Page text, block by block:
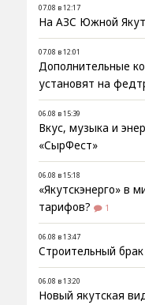
07.08 в 12:17
На АЗС Южной
07.08 в 12:01
Дополнительные
установят на
06.08 в 15:39
Вкус, музыка и
«СырФест»
06.08 в 15:18
«Якутскэнерго» в
тарифов?
1
06.08 в 13:47
Строительный
06.08 в 13:20
Новый якутская